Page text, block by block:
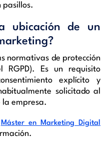
pasillos.
ubicación de un
normativas de protección
RGPD). Es un requisito
explícito y
solicitado al
la empresa.
Máster en Marketing Digital